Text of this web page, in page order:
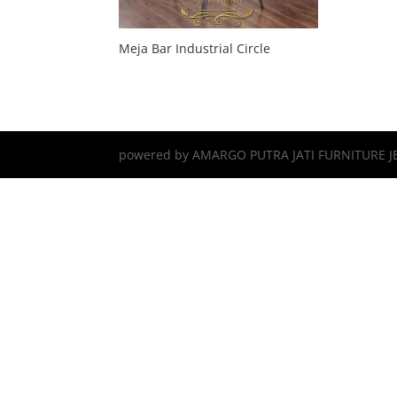
Meja Bar Industrial Circle
powered by AMARGO PUTRA JATI FURNITURE